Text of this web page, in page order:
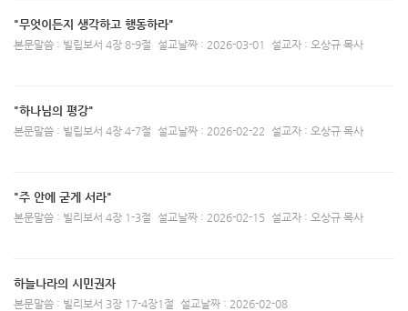
"무엇이든지 생각하고 행동하라"
본문말씀 : 빌립보서 4장 8-9절 설교날짜 : 2026-03-01 설교자 : 오상규 목사
"하나님의 평강"
본문말씀 : 빌립보서 4장 4-7절 설교날짜 : 2026-02-22 설교자 : 오상규 목사
"주 안에 굳게 서라"
본문말씀 : 빌리보서 4장 1-3절 설교날짜 : 2026-02-15 설교자 : 오상규 목사
하늘나라의 시민권자
본문말씀 : 빌리보서 3장 17-4장1절
설교날짜 : 2026-02-08